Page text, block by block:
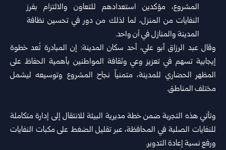
المشروع، مؤكدين استعدادهم للتعاون والالتزام بفرز
النفايات من المنزل، لما لذلك من دور في تحسين نظافة
المدينة والمنازل في آن واحد.
وقال عبد الرزاق أبو علي، أحد سكان المدينة: إن المبادرة تُعد خطوة
إيجابية تسهم في تعزيز وعي وثقافة المواطنين بأهمية الحفاظ على
المظهر الحضاري للمدينة، متمنياً نجاح المشروع وتوسيعه ليشمل
مختلف المناطق.
وتأتي هذه التجربة ضمن خطة مديرية البيئة للانتقال إلى إدارة متكاملة
للنفايات الصلبة في المحافظة، عبر تقليل الضغط على مكبات النفايات
ورفع نسبة إعادة التدوير.